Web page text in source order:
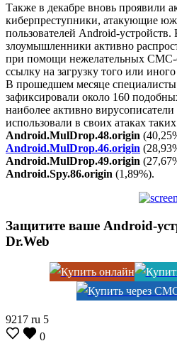
Также в декабре вновь проявили
киберпреступники, атакующие
пользователей Android-
злоумышленники активно
при помощи нежелательных
ссылку на загрузку того или
В прошедшем месяце
зафиксировали около 160
наиболее активно
использовали в своих атаках
Android.MulDrop.48.origin
Android.MulDrop.46.origin
Android.MulDrop.49.origin
Android.Spy.86.origin (1,89%).
Защитите ваше Android-
Dr.Web
9217 ru 5
0